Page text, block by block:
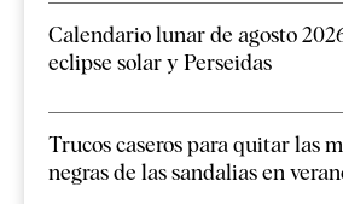
Calendario lunar de agosto
eclipse solar y Perseidas
Trucos caseros para quitar las
negras de las sandalias en